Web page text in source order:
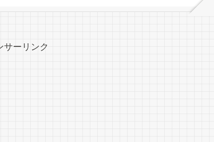
サーリンク